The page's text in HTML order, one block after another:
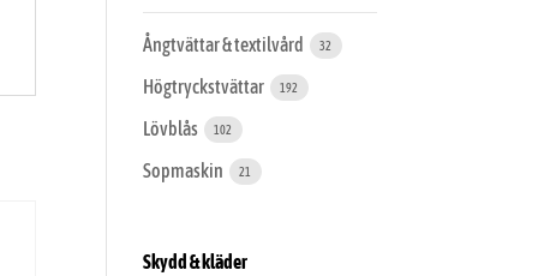
Ångtvättar & textilvård 32
Högtryckstvättar 192
Lövblås 102
Sopmaskin 21
Skydd & kläder